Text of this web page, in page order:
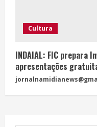
Cultura
INDAIAL: FIC prepara
apresentações